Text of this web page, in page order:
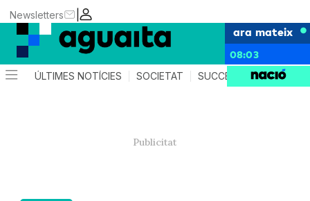
|
Newsletters
ara mateix
08:03
ÚLTIMES NOTÍCIES SOCIETAT SUCCESSOS AGENDA